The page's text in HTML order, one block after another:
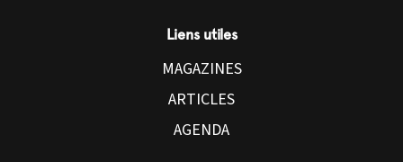
Liens utiles
MAGAZINES
ARTICLES
AGENDA